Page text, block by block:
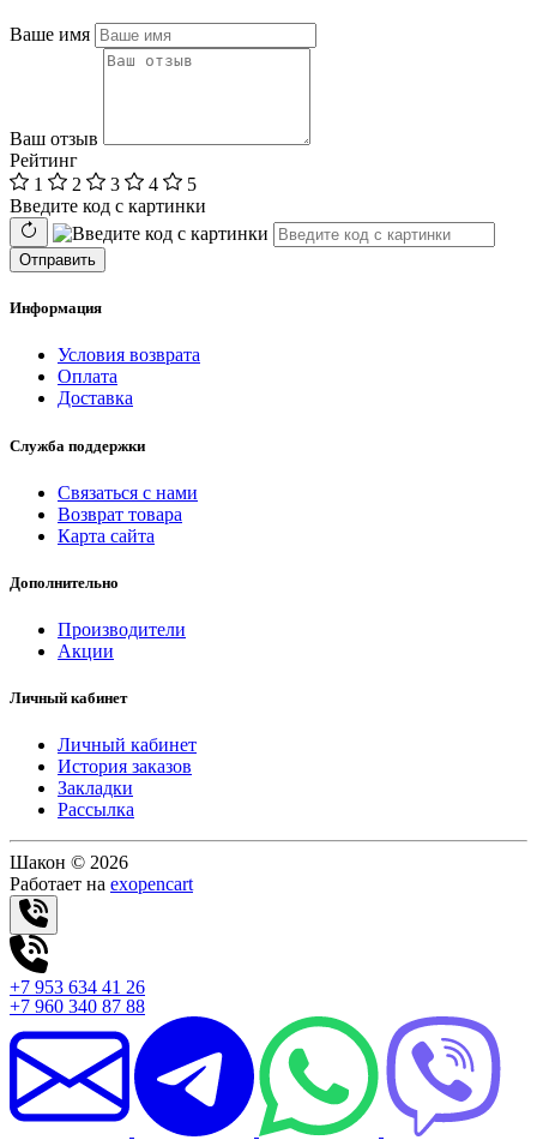
Ваше имя
Ваш отзыв
Рейтинг
1
2 3 4
5
Введите код с картинки
Отправить
Информация
Условия возврата
Оплата
Доставка
Служба поддержки
Связаться с нами
Возврат товара
Карта сайта
Дополнительно
Производители
Акции
Личный кабинет
Личный кабинет
История заказов
Закладки
Рассылка
Шакон © 2026
Работает на exopencart
+7 953 634 41 26
+7 960 340 87 88